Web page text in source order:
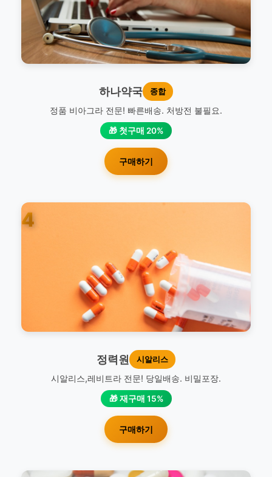
하나약국 종합
정품 비아그라 전문! 빠른배송. 처방전 불필요.
🎁 첫구매 20%
구매하기
4
정력원 시알리스
시알리스,레비트라 전문! 당일배송. 비밀포장.
🎁 재구매 15%
구매하기